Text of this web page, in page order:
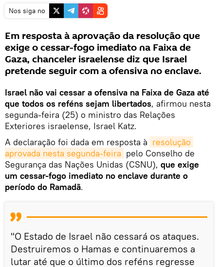
Nos siga no
Em resposta à aprovação da resolução que
exige o cessar-fogo imediato na Faixa de
Gaza, chanceler israelense diz que Israel
pretende seguir com a ofensiva no enclave.
Israel não vai cessar a ofensiva na Faixa de Gaza até
que todos os reféns sejam libertados, afirmou nesta
segunda-feira (25) o ministro das Relações
Exteriores israelense, Israel Katz.
A declaração foi dada em resposta à resolução
aprovada nesta segunda-feira pelo Conselho de
Segurança das Nações Unidas (CSNU), que exige
um cessar-fogo imediato no enclave durante o
período do Ramadã.
"O Estado de Israel não cessará os ataques.
Destruiremos o Hamas e continuaremos a
lutar até que o último dos reféns regresse